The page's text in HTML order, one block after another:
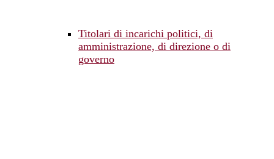
Titolari di incarichi politici, di
amministrazione, di direzione o di
governo